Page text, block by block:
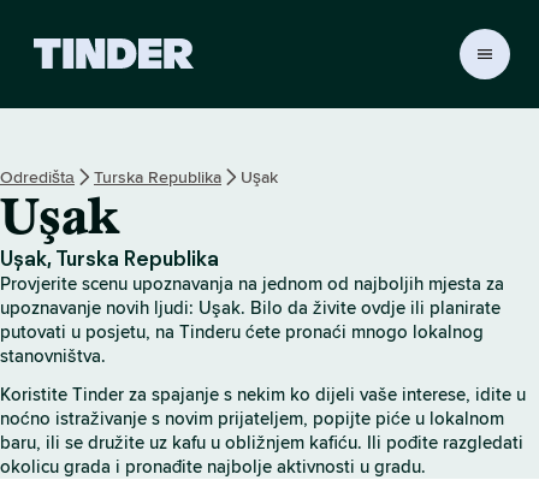
r
m
e
Odredištа Turska Republika Uşak
Uşak
Uşak, Turska Republika
Provjerite scenu upoznavanja na jednom od najboljih mjesta za
upoznavanje novih ljudi: Uşak. Bilo da živite ovdje ili planirate
putovati u posjetu, na Tinderu ćete pronaći mnogo lokalnog
stanovništva.
Koristite Tinder za spajanje s nekim ko dijeli vaše interese, idite u
noćno istraživanje s novim prijateljem, popijte piće u lokalnom
baru, ili se družite uz kafu u obližnjem kafiću. Ili pođite razgledati
okolicu grada i pronađite najbolje aktivnosti u gradu.